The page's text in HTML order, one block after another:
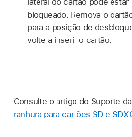
bloqueado. Remova o
para a posição de
volte a inserir o cartão.
Consulte o artigo do Suporte
ranhura para cartões SD e